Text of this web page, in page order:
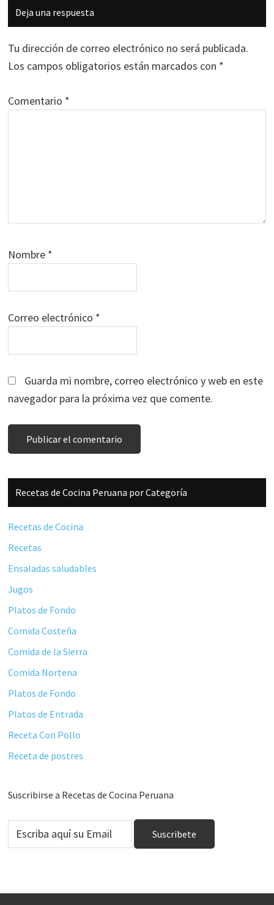
Interacciones
con
los
lectores
Deja una respuesta
Tu dirección de correo electrónico no será publicada.
Los campos obligatorios están marcados con *
Comentario *
Nombre *
Correo electrónico *
Guarda mi nombre, correo electrónico y web en este
navegador para la próxima vez que comente.
Barra
lateral
principal
Recetas de Cocina Peruana por Categoría
Recetas de Cocina
Recetas
Ensaladas saludables
Jugos
Platos de Fondo
Comida Costeña
Comida de la Sierra
Comida Nortena
Platos de Fondo
Platos de Entrada
Receta Con Pollo
Receta de postres
Suscribirse a Recetas de Cocina Peruana